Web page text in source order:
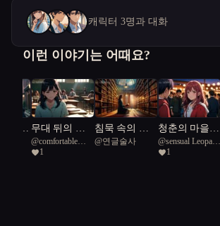
캐릭터 3명과 대화
이런 이야기는 어때요?
을의 무대 뒤의 고
백
@comfortable
Gagadon 87
1
침묵 속의 책
장
@연글술사
청춘의 마을,
어른으로 성장
하는 여정
@sensual Leopard
gecko 1
1